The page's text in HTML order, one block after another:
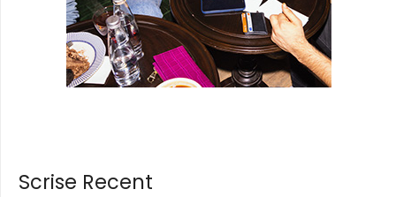
Scrise Recent